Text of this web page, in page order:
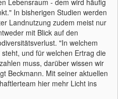
Lebensraum - dem wird häufig
In bisherigen Studien werden
Landnutzung zudem meist nur
mit Blick auf den
"In welchem
und für welchen Ertrag die
muss, darüber wissen wir
Beckmann. Mit seiner aktuellen
hier mehr Licht ins